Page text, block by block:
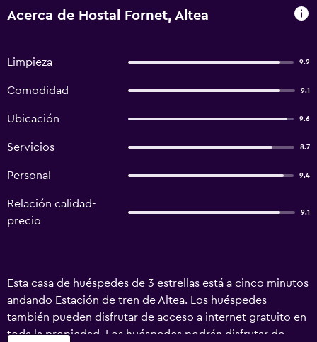
Acerca de Hostal Fornet, Altea
Limpieza 9.2
Comodidad 9.1
Ubicación 9.6
Servicios 8.7
Personal 9.4
Relación calidad-
precio
9.1
Esta casa de huéspedes de 3 estrellas está a cinco minutos
andando Estación de tren de Altea. Los huéspedes
también pueden disfrutar de acceso a internet gratuito en
toda la propiedad. Los huéspedes podrán disfrutar de